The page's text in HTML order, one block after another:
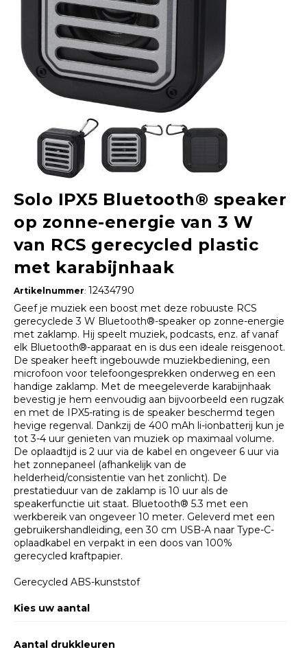
Solo IPX5 Bluetooth® speaker
op zonne-energie van 3 W
van RCS gerecycled plastic
met karabijnhaak
Artikelnummer: 12434790
Geef je muziek een boost met deze robuuste RCS
gerecyclede 3 W Bluetooth®-speaker op zonne-energie
met zaklamp. Hij speelt muziek, podcasts, enz. af vanaf
elk Bluetooth®-apparaat en is dus een ideale reisgenoot.
De speaker heeft ingebouwde muziekbediening, een
microfoon voor telefoongesprekken onderweg en een
handige zaklamp. Met de meegeleverde karabijnhaak
bevestig je hem eenvoudig aan bijvoorbeeld een rugzak
en met de IPX5-rating is de speaker beschermd tegen
hevige regenval. Dankzij de 400 mAh li-ionbatterij kun je
tot 3-4 uur genieten van muziek op maximaal volume.
De oplaadtijd is 2 uur via de kabel en ongeveer 6 uur via
het zonnepaneel (afhankelijk van de
helderheid/consistentie van het zonlicht). De
prestatieduur van de zaklamp is 10 uur als de
speakerfunctie uit staat. Bluetooth® 5.3 met een
werkbereik van ongeveer 10 meter. Geleverd met een
gebruikershandleiding, een 30 cm USB-A naar Type-C-
oplaadkabel en verpakt in een doos van 100%
gerecycled kraftpapier.
Gerecycled ABS-kunststof
Kies uw aantal
Aantal drukkleuren